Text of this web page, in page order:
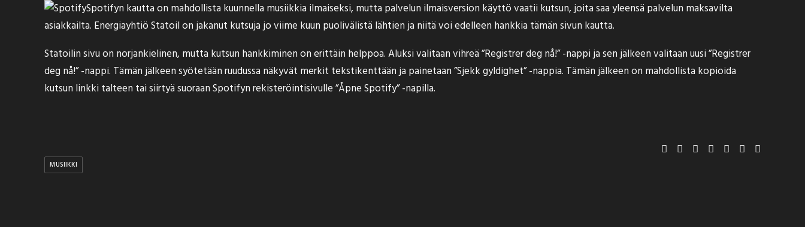
Spotifyn kautta on mahdollista kuunnella musiikkia ilmaiseksi, mutta palvelun ilmaisversion käyttö vaatii kutsun, joita saa yleensä palvelun maksavilta
asiakkailta. Energiayhtiö Statoil on jakanut kutsuja jo viime kuun puolivälistä lähtien ja niitä voi edelleen hankkia tämän sivun kautta.
Statoilin sivu on norjankielinen, mutta kutsun hankkiminen on erittäin helppoa. Aluksi valitaan vihreä ”Registrer deg nå!” -nappi ja sen jälkeen valitaan uusi ”Registrer
deg nå!” -nappi. Tämän jälkeen syötetään ruudussa näkyvät merkit tekstikenttään ja painetaan ”Sjekk gyldighet” -nappia. Tämän jälkeen on mahdollista kopioida
kutsun linkki talteen tai siirtyä suoraan Spotifyn rekisteröintisivulle ”Åpne Spotify” -napilla.
MUSIIKKI